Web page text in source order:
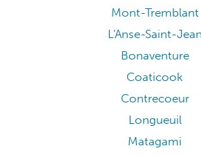
Mont-Tremblant
L'Anse-Saint-Jean
Bonaventure
Coaticook
Contrecoeur
Longueuil
Matagami